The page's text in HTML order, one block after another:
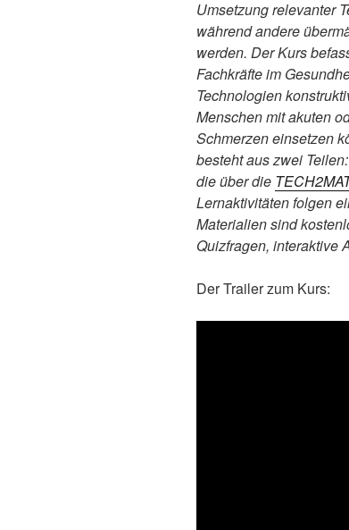
Umsetzung relevanter
während andere
werden. Der Kurs
Fachkräfte im
Technologien
Menschen mit akuten
Schmerzen einsetzen
besteht aus zwei
die über die
Lernaktivitäten folgen
Materialien sind
Quizfragen, interaktive
Der Trailer zum Kurs: